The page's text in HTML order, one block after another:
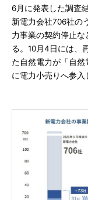
6月に発表した調査
新電力会社706社の
力事業の契約停止
る。10月4日には、
た自然電力が「自
に電力小売りへ参入